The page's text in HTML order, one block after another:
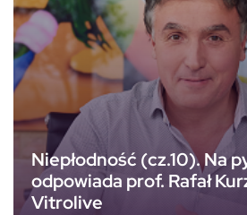
Niepłodność (cz.10). Na
odpowiada prof. Rafał
Vitrolive